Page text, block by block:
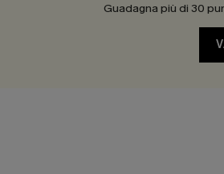
Guadagna più di 30